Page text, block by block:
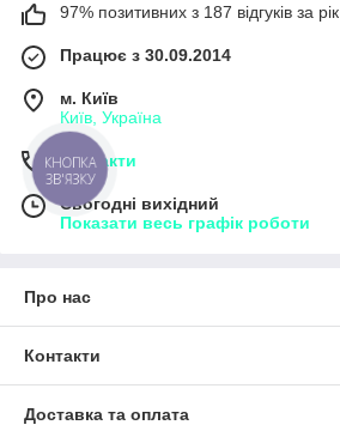
97% позитивних з 187 відгуків за рік
Працює з 30.09.2014
м. Київ
Київ, Україна
Контакти
Сьогодні вихідний
Показати весь графік роботи
Про нас
Контакти
Доставка та оплата
КНОПКА
ЗВ'ЯЗКУ